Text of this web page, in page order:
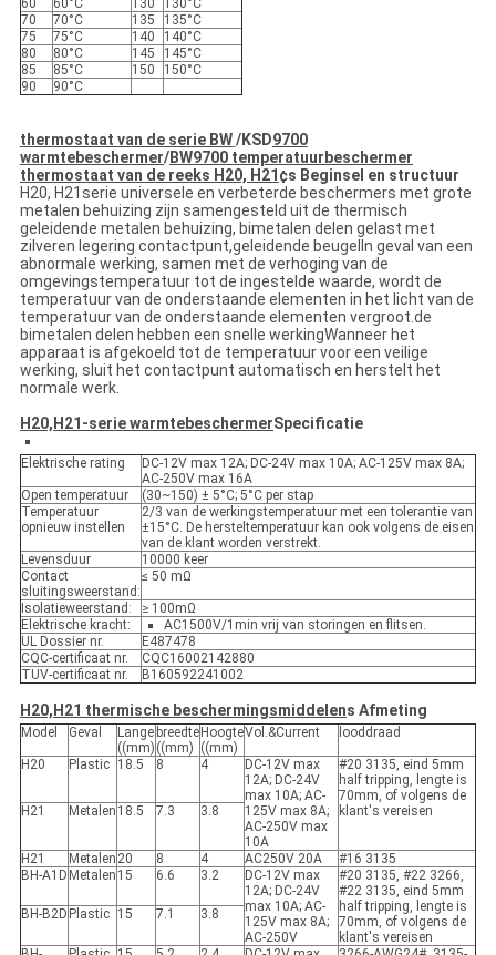
70
70°C 135
135°C
75
75°C 140
140°C
80
80°C 145
145°C
85
85°C 150
150°C
90
90°C
thermostaat van de serie BW/KSD9700
warmtebeschermer/BW9700 temperatuurbeschermer
thermostaat van de reeks H20, H21 ¢s Beginsel en structuur
H20, H21serie universele en verbeterde beschermers met grote
metalen behuizing zijn samengesteld uit de thermisch
geleidende metalen behuizing, bimetalen delen gelast met
zilveren legering contactpunt,geleidende beugelIn geval van een
abnormale werking, samen met de verhoging van de
omgevingstemperatuur tot de ingestelde waarde, wordt de
temperatuur van de onderstaande elementen in het licht van de
temperatuur van de onderstaande elementen vergroot.de
bimetalen delen hebben een snelle werkingWanneer het
apparaat is afgekoeld tot de temperatuur voor een veilige
werking, sluit het contactpunt automatisch en herstelt het
normale werk.
H20,H21-serie warmtebeschermerSpecificatie
Elektrische rating
DC-12V max 12A; DC-24V max 10A; AC-125V max 8A;
AC-250V max 16A
Open temperatuur
(30~150) ± 5°C; 5°C per stap
Temperatuur
opnieuw instellen
2/3 van de werkingstemperatuur met een tolerantie van
±15°C. De hersteltemperatuur kan ook volgens de eisen
van de klant worden verstrekt.
Levensduur
10000 keer
Contact
sluitingsweerstand:
≤ 50 mΩ
Isolatieweerstand:
≥ 100mΩ
Elektrische kracht:
AC1500V/1min vrij van storingen en flitsen.
UL Dossier nr.
E487478
CQC-certificaat nr.
CQC16002142880
TUV-certificaat nr.
B160592241002
H20,H21 thermische beschermingsmiddelens Afmeting
Model Geval
Lange
((mm)
breedte
((mm)
Hoogte
((mm)
Vol.&Current looddraad
H20 Plastic 18.5 8 4
DC-12V max
12A; DC-24V
max 10A; AC-
125V max 8A;
AC-250V max
10A
#20 3135, eind 5mm
half tripping, lengte is
70mm, of volgens de
klant's vereisen
H21 Metalen 18.5 7.3 3.8
H21 Metalen 20 8 4 AC250V 20A
#16 3135
BH-A1D Metalen 15 6.6 3.2
DC-12V max
12A; DC-24V
max 10A; AC-
125V max 8A;
AC-250V
#20 3135, #22 3266,
#22 3135, eind 5mm
half tripping, lengte is
70mm, of volgens de
klant's vereisen
BH-B2D Plastic 15 7.1 3.8